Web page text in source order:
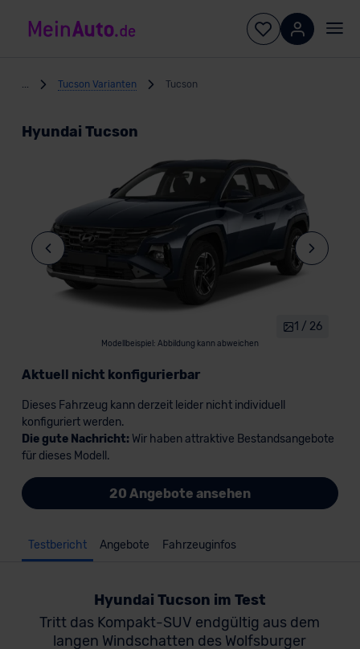
Tucson Varianten Tucson
Hyundai Tucson
Modellbeispiel: Abbildung kann abweichen
1 / 26
Aktuell nicht konfigurierbar
Dieses Fahrzeug kann derzeit leider nicht individuell
konfiguriert werden.
Die gute Nachricht: Wir haben attraktive Bestandsangebote
für dieses Modell.
20 Angebote ansehen
Testbericht Angebote Fahrzeuginfos
Hyundai Tucson im Test
Tritt das Kompakt-SUV endgültig aus dem
langen Windschatten des Wolfsburger